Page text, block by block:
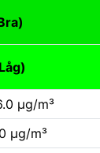
µg/m³
µg/m³